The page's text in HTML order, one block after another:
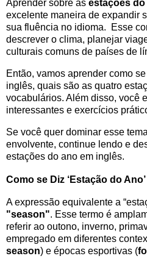
Aprender sobre as estações
excelente maneira de expandir
sua fluência no idioma. Esse
descrever o clima, planejar
culturais comuns de países de
Então, vamos aprender como
inglês, quais são as quatro
vocabulários. Além disso, você
interessantes e exercícios
Se você quer dominar esse
envolvente, continue lendo e
estações do ano em inglês.
Como se Diz ‘Estação do
A expressão equivalente a
"season". Esse termo é
referir ao outono, inverno,
empregado em diferentes
season) e épocas esportivas (